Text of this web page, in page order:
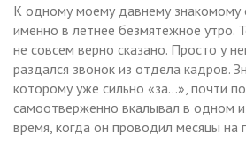
К одному моему давнему знакомому
именно в летнее безмятежное утро.
не совсем верно сказано. Просто у
раздался звонок из отдела кадров.
которому уже сильно «за…», почти
самоотверженно вкалывал в одном
время, когда он проводил месяцы на